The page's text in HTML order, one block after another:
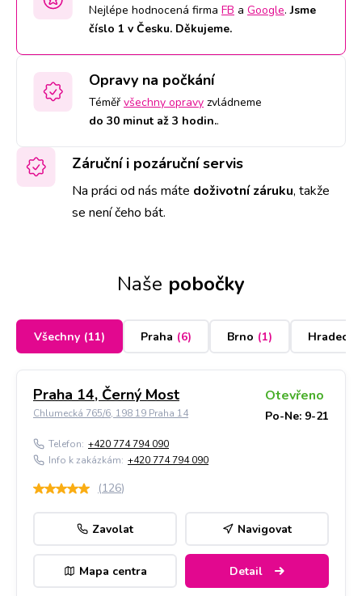
Nejlépe hodnocená firma FB a Google.Jsme
číslo 1 v Česku. Děkujeme.
Opravy na počkání
Téměř všechny opravy zvládneme
do 30 minut až 3 hodin..
Záruční i pozáruční servis
Na práci od nás máte doživotní záruku, takže
se není čeho bát.
Naše pobočky
Všechny (11) Praha (6) Brno (1) Hradec
Praha 14, Černý Most
Chlumecká 765/6, 198 19 Praha 14
Otevřeno
Po-Ne: 9-21
Telefon: +420 774 794 090
Info k zakázkám: +420 774 794 090
(126)
Zavolat Navigovat
Mapa centra Detail